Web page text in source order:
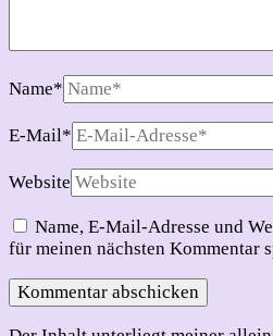
Name*
E-Mail*
Website
Name, E-Mail-Adresse und
für meinen nächsten Kommentar